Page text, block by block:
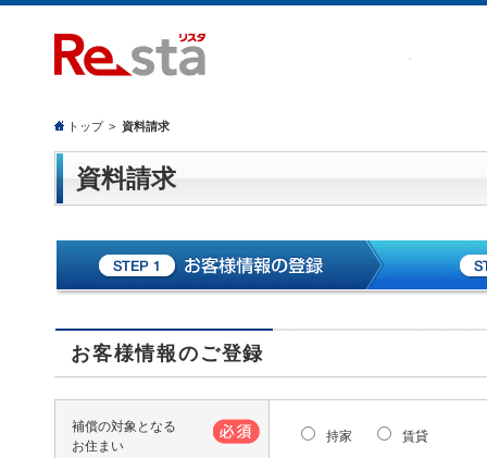
トップ > 資料請求
資料請求
お客様情報のご登録
補償の対象となる
お住まい
持家 賃貸